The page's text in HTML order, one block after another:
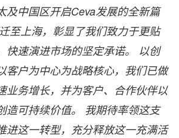
及中国区开启Ceva发展的全新篇
至上海，彰显了我们致力于更贴
快速演进市场的坚定承诺。 以创
客户为中心为战略核心，我们已做
业务增长，并为客户、合作伙伴以
造可持续价值。 我期待率领这支
进这一转型，充分释放这一充满活